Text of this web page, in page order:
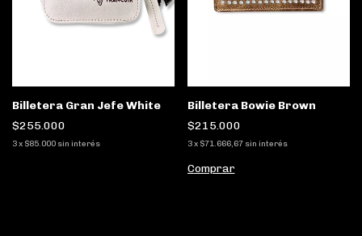
Billetera Gran Jefe White
$255.000
3x $85.000 sin interés
Billetera Bowie Brown
$215.000
3 x $71.666,67 sin interés
Comprar